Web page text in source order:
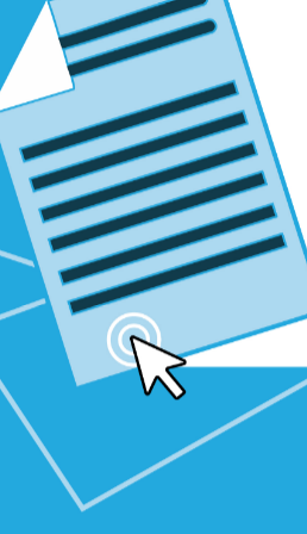
de si e prestar o
subscreva a nossa